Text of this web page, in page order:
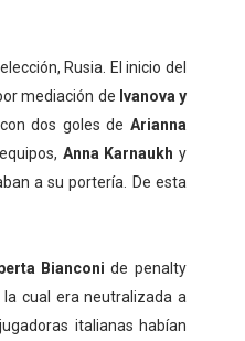
Rusia. El inicio del
mediación de Ivanova y
dos goles de Arianna
Anna Karnaukh y
a su portería. De esta
Bianconi de penalty
cual era neutralizada a
italianas habían